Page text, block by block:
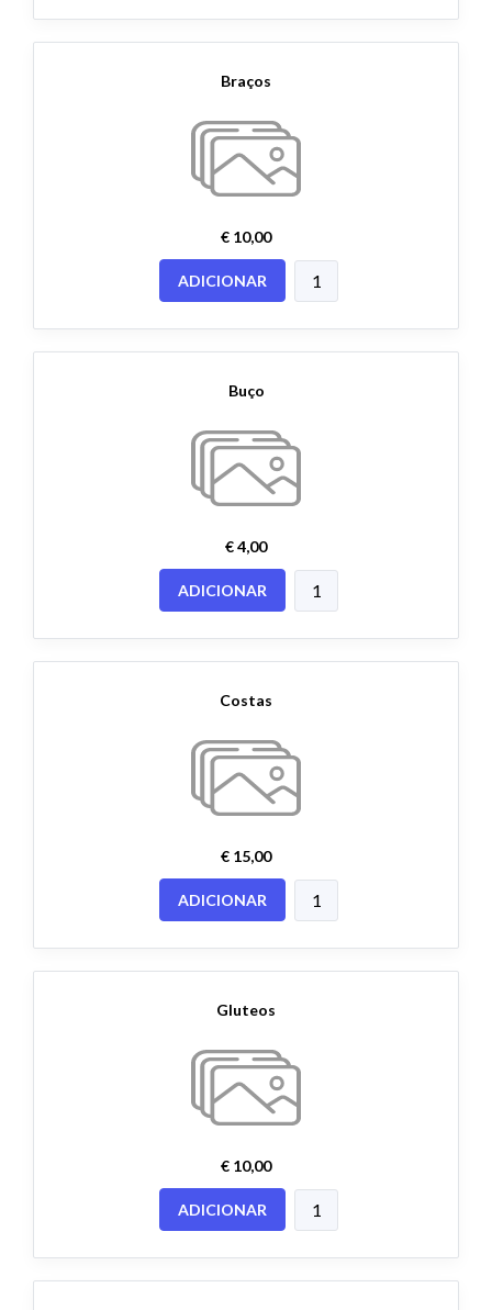
Braços
€ 10,00
ADICIONAR
Buço
€ 4,00
ADICIONAR
Costas
€ 15,00
ADICIONAR
Gluteos
€ 10,00
ADICIONAR